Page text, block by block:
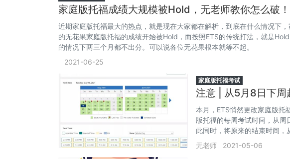
家庭版托福成绩大规模被Hold，无老师教你怎么破！
近期家庭版托福最大的热点，就是现在大家都在解析，到底在什么情况下
的无花果家庭版托福的成绩开始被Hold，而按照ETS的传统打法，就是
的情况下两三个月都不出分。可以说各位无花果根本就等不起。
2021-06-25
家庭版托福考试
注意 | 从5月8日下周
本月，ETS悄然更改家庭版托
版托福的每周考试时间，从
此同时，将原来的结束时间
间图片 结束时间 也就是开始
考生增加了2个小时的托福考
无老师 2021-05-06